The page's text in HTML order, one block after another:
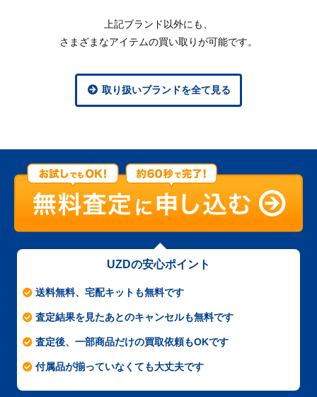
上記ブランド以外にも、
さまざまなアイテムの買い取りが可能です。
取り扱いブランドを全て見る
UZDの安心ポイント
送料無料、宅配キットも無料です
査定結果を見たあとのキャンセルも無料です
査定後、一部商品だけの買取依頼もOKです
付属品が揃っていなくても大丈夫です